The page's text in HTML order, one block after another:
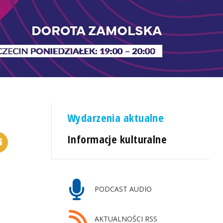
Wydarzenia aktualne
Informacje kulturalne
PODCAST AUDIO
AKTUALNOŚCI RSS